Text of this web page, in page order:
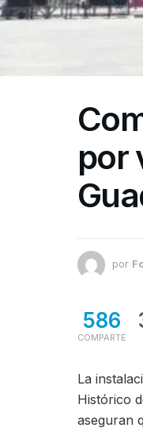
por
por
586
COMPARTE
La
Histórico
aseguran